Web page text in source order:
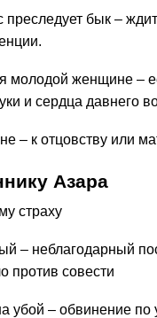
преследует бык –
молодой женщине –
и сердца давнего
– к отцовству или
Азара
страху
– неблагодарный
против совести
убой – обвинение по